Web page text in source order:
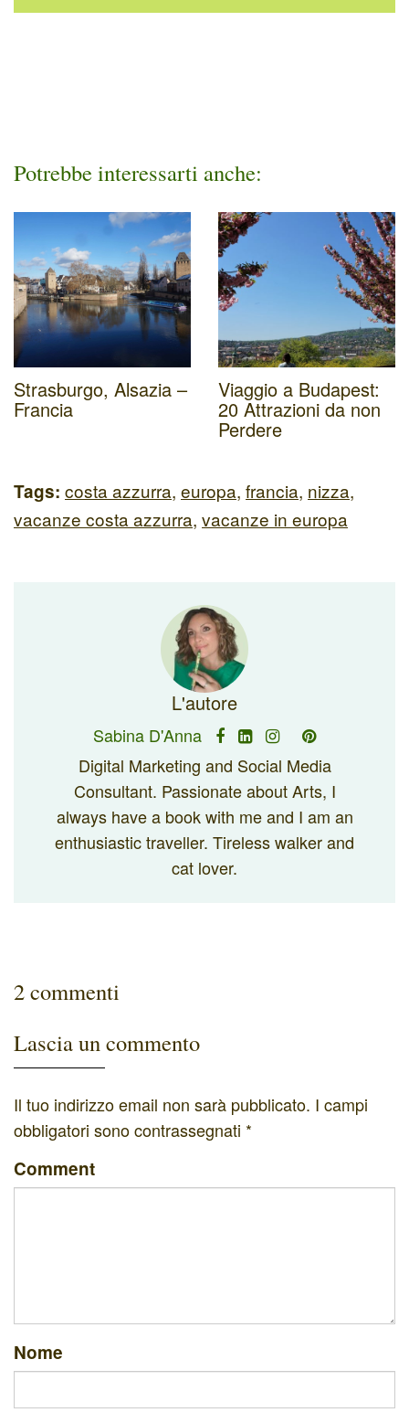
Potrebbe interessarti anche:
Strasburgo, Alsazia –
Francia
Viaggio a Budapest:
20 Attrazioni da non
Perdere
Tags: costa azzurra, europa, francia, nizza,
vacanze costa azzurra, vacanze in europa
L'autore
Sabina D'Anna
Digital Marketing and Social Media
Consultant. Passionate about Arts, I
always have a book with me and I am an
enthusiastic traveller. Tireless walker and
cat lover.
2 commenti
Lascia un commento
Il tuo indirizzo email non sarà pubblicato. I campi
obbligatori sono contrassegnati *
Comment
Nome